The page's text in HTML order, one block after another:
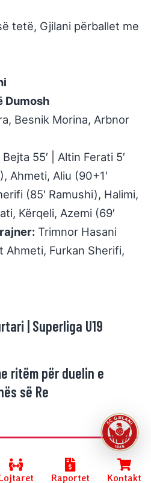
Raportet Kontakt
tetë, Gjilani përballet me
Dumosh
Besnik Morina, Arbnor
55′ | Altin Ferati 5′
Ahmeti, Aliu (90+1′
(85′ Ramushi), Halimi,
Kërqeli, Azemi (69′
Trimnor Hasani
Ahmeti, Furkan Sherifi,
| Superliga U19
ritëm për duelin e
së Re
by R.Halimi.